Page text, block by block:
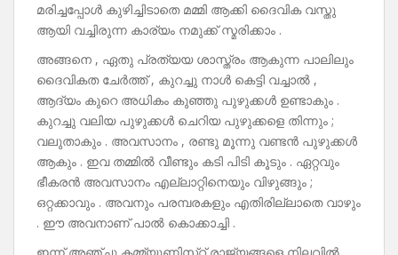
മരിച്ചപ്പോൾ കുഴിച്ചിടാതെ മമ്മി ആക്കി ദൈവിക വസ്തു
ആയി വച്ചിരുന്ന കാര്യം നമുക്ക് സ്മരിക്കാം .
അങ്ങനെ , ഏതു പ്രത്യയ ശാസ്ത്രം ആകുന്ന പാലിലും
ദൈവികത ചേർത്ത് , കുറച്ചു നാൾ കെട്ടി വച്ചാൽ ,
ആദ്യം കുറെ അധികം കുഞ്ഞു പുഴുക്കൾ ഉണ്ടാകും .
കുറച്ചു വലിയ പുഴുക്കൾ ചെറിയ പുഴുക്കളെ തിന്നും ;
വലുതാകും . അവസാനം , രണ്ടു മൂന്നു വണ്ടൻ പുഴുക്കൾ
ആകും . ഇവ തമ്മിൽ വീണ്ടും കടി പിടി കൂടും . ഏറ്റവും
ഭീകരൻ അവസാനം എല്ലാറ്റിനെയും വിഴുങ്ങും ;
ഒറ്റക്കാവും . അവനും പരമ്പരകളും എതിരില്ലാതെ വാഴും
. ഈ അവനാണ് പാൽ കൊക്കാച്ചി .